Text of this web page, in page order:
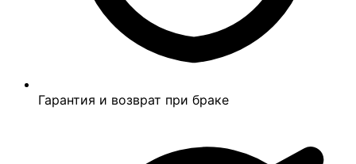
Гарантия и возврат при браке